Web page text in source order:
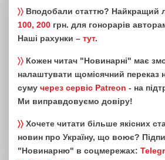
〉〉 Вподобали статтю? Найкращий
100, 200 грн. для гонорарів
Наші рахунки – тут.
〉〉 Кожен читач "Новинарні" має
налаштувати щомісячний переказ
суму через сервіс Patreon - на
Ми виправдовуємо довіру!
〉〉 Хочете читати більше якісних
новин про Україну, що воює?
"Новинарню" в соцмережах: